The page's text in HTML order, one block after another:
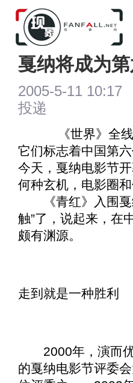
戛纳将成为
2005-5-11
投递
《世界》全
它们标志着中国第
今天，戛纳电影节
何种玄机，电影圈
《青红》入围
触”了，说起来，在
颇有渊源。
走到就是一种胜利
2000年，演而优
的戛纳电影节评委